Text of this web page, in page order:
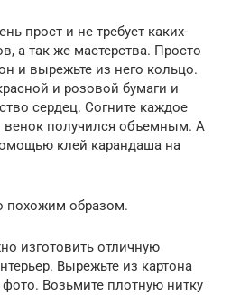
прост и не требует каких-
а так же мастерства. Просто
и вырежьте из него кольцо.
и розовой бумаги и
сердец. Согните каждое
венок получился объемным. А
клей карандаша на
похожим образом.
изготовить отличную
Вырежьте из картона
Возьмите плотную нитку